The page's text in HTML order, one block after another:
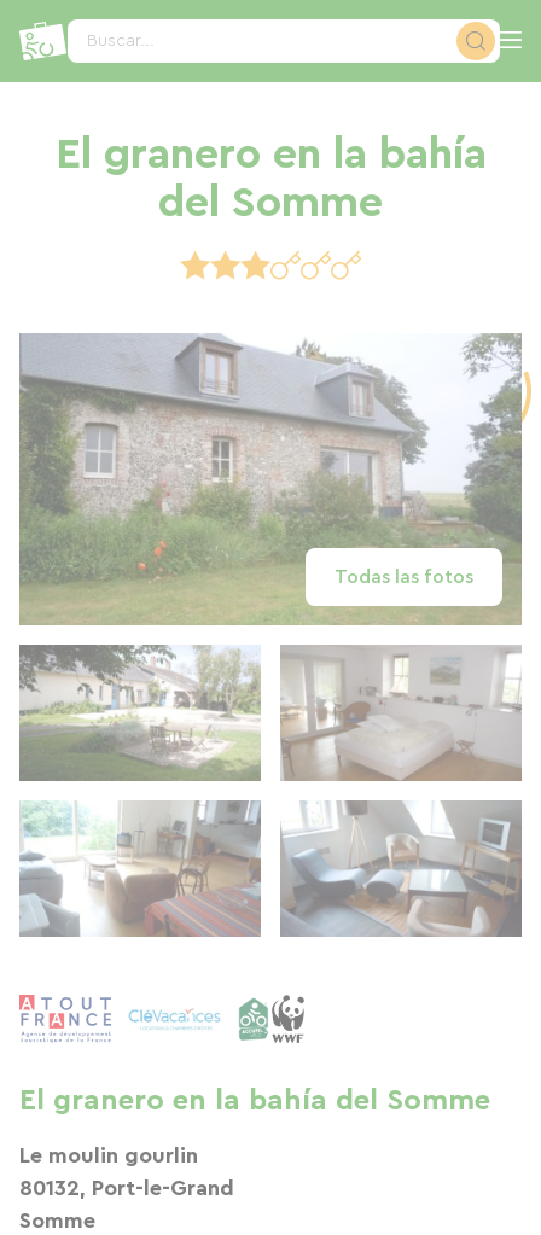
Buscar...
El granero en la bahía
del Somme
Todas las fotos
El granero en la bahía del Somme
Le moulin gourlin
80132, Port-le-Grand
Somme
Panel de gestión de cookies